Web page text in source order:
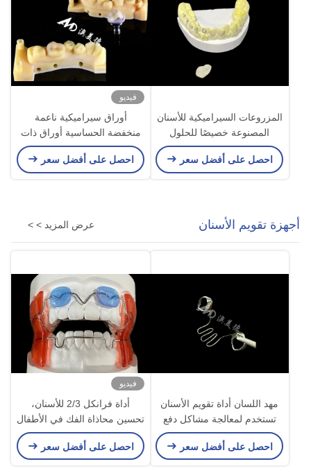
المزروعات السيراميكية للأسنان
المصنوعة خصيصًا للحلول
الاستعادة وإصلاح الأسنان
المتضررة
احصل على أفضل سعر
فيديو
أوراق سيراميكية ناعمة
منخفضة الحساسية أوراق ذات
ملاءمة مخصصة مقاومة للبقع
احصل على أفضل سعر
أجهزة تقويم الأسنان عرض المزيد > >
مهد اللسان أداة تقويم الأسنان
تستخدم لمعالجة مشاكل دفع
اللسان والمساعدة في محاذاة
الأسنان بشكل صحيح
احصل على أفضل سعر
فيديو
أداة فرانكل 2/3 للأسنان،
تحسين محاذاة الفك في الأطفال
النامية
احصل على أفضل سعر